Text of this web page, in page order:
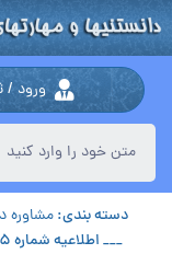
ورود /
دسته بندی:مشاوره